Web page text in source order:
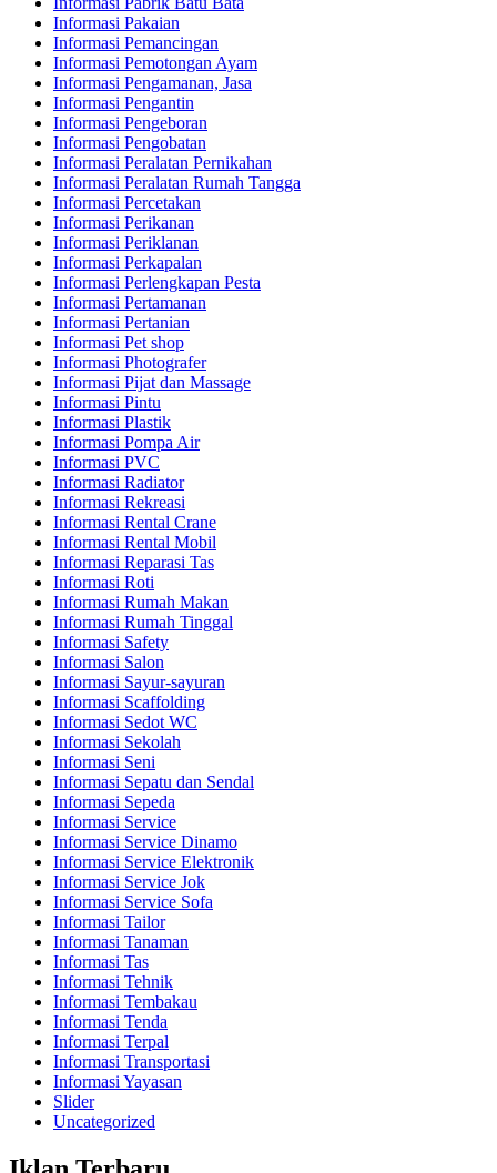
Informasi Pakaian
Informasi Pemancingan
Informasi Pemotongan Ayam
Informasi Pengamanan, Jasa
Informasi Pengantin
Informasi Pengeboran
Informasi Pengobatan
Informasi Peralatan Pernikahan
Informasi Peralatan Rumah Tangga
Informasi Percetakan
Informasi Perikanan
Informasi Periklanan
Informasi Perkapalan
Informasi Perlengkapan Pesta
Informasi Pertamanan
Informasi Pertanian
Informasi Pet shop
Informasi Photografer
Informasi Pijat dan Massage
Informasi Pintu
Informasi Plastik
Informasi Pompa Air
Informasi PVC
Informasi Radiator
Informasi Rekreasi
Informasi Rental Crane
Informasi Rental Mobil
Informasi Reparasi Tas
Informasi Roti
Informasi Rumah Makan
Informasi Rumah Tinggal
Informasi Safety
Informasi Salon
Informasi Sayur-sayuran
Informasi Scaffolding
Informasi Sedot WC
Informasi Sekolah
Informasi Seni
Informasi Sepatu dan Sendal
Informasi Sepeda
Informasi Service
Informasi Service Dinamo
Informasi Service Elektronik
Informasi Service Jok
Informasi Service Sofa
Informasi Tailor
Informasi Tanaman
Informasi Tas
Informasi Tehnik
Informasi Tembakau
Informasi Tenda
Informasi Terpal
Informasi Transportasi
Informasi Yayasan
Slider
Uncategorized